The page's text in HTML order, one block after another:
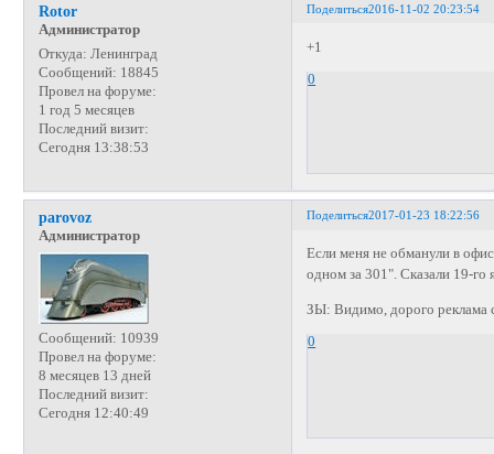
Поделиться2016-11-02 20:23:54
Rotor
Администратор
Откуда: Ленинград
Сообщений: 18845
Провел на форуме:
1 год 5 месяцев
Последний визит:
Сегодня 13:38:53
+1
0
Поделиться2017-01-23 18:22:56
parovoz
Администратор
Сообщений: 10939
Провел на форуме:
8 месяцев 13 дней
Последний визит:
Сегодня 12:40:49
Если меня не обманули в
одном за 301". Сказали 19-го
ЗЫ: Видимо, дорого реклама
0